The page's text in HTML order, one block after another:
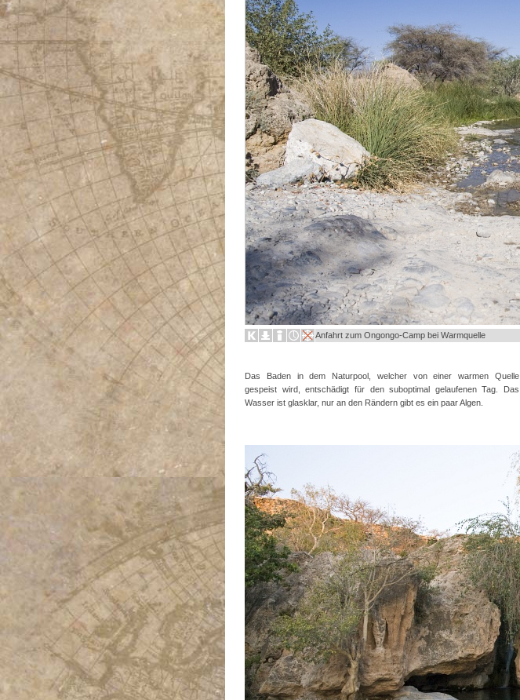
Anfahrt zum Ongongo-Camp bei Warmquelle
Das Baden in dem Naturpool, welcher von einer warmen Quelle
gespeist wird, entschädigt für den suboptimal gelaufenen Tag. Das
Wasser ist glasklar, nur an den Rändern gibt es ein paar Algen.